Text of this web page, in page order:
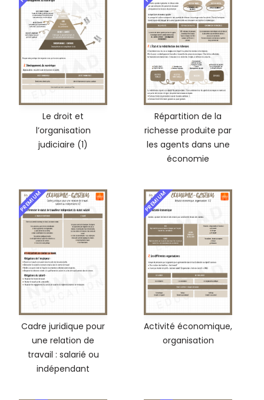
Le droit et
l’organisation
judiciaire (1)
Répartition de la
richesse produite par
les agents dans une
économie
PREMIUM
Cadre juridique pour
une relation de
travail : salarié ou
indépendant
PREMIUM
Activité économique,
organisation